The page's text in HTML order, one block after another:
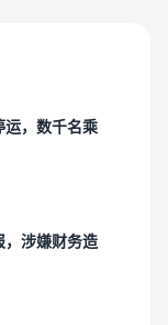
运，数千名乘
，涉嫌财务造